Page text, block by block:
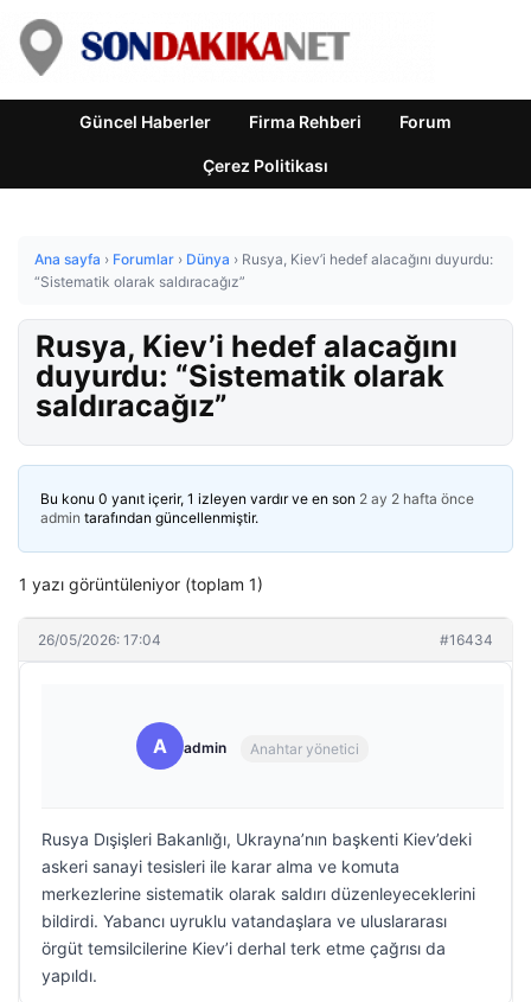
Güncel Haberler Firma Rehberi Forum
Çerez Politikası
Ana sayfa › Forumlar › Dünya › Rusya, Kiev’i hedef alacağını duyurdu:
“Sistematik olarak saldıracağız”
Rusya, Kiev’i hedef alacağını
duyurdu: “Sistematik olarak
saldıracağız”
Bu konu 0 yanıt içerir, 1 izleyen vardır ve en son 2 ay 2 hafta önce
admin tarafından güncellenmiştir.
1 yazı görüntüleniyor (toplam 1)
26/05/2026: 17:04 #16434
A admin Anahtar yönetici
Rusya Dışişleri Bakanlığı, Ukrayna’nın başkenti Kiev’deki
askeri sanayi tesisleri ile karar alma ve komuta
merkezlerine sistematik olarak saldırı düzenleyeceklerini
bildirdi. Yabancı uyruklu vatandaşlara ve uluslararası
örgüt temsilcilerine Kiev’i derhal terk etme çağrısı da
yapıldı.